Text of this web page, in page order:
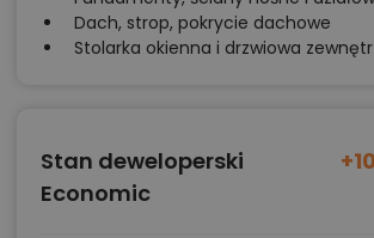
Dach, strop, pokrycie dachowe
Stolarka okienna i drzwiowa
Stan deweloperski
Economic